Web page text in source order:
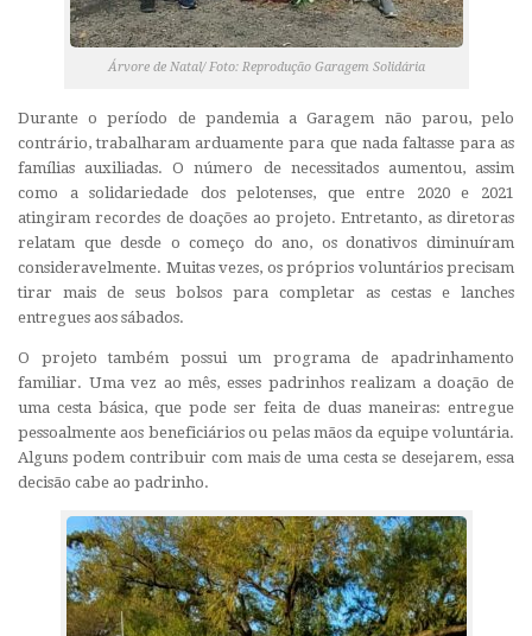
Árvore de Natal/ Foto: Reprodução Garagem Solidária
Durante o período de pandemia a Garagem não parou, pelo
contrário, trabalharam arduamente para que nada faltasse para as
famílias auxiliadas. O número de necessitados aumentou, assim
como a solidariedade dos pelotenses, que entre 2020 e 2021
atingiram recordes de doações ao projeto. Entretanto, as diretoras
relatam que desde o começo do ano, os donativos diminuíram
consideravelmente. Muitas vezes, os próprios voluntários precisam
tirar mais de seus bolsos para completar as cestas e lanches
entregues aos sábados.
O projeto também possui um programa de apadrinhamento
familiar. Uma vez ao mês, esses padrinhos realizam a doação de
uma cesta básica, que pode ser feita de duas maneiras: entregue
pessoalmente aos beneficiários ou pelas mãos da equipe voluntária.
Alguns podem contribuir com mais de uma cesta se desejarem, essa
decisão cabe ao padrinho.